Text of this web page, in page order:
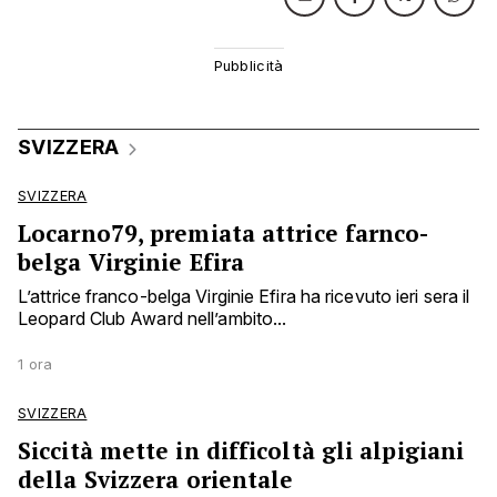
SVIZZERA
SVIZZERA
Locarno79, premiata attrice farnco-
belga Virginie Efira
L’attrice franco-belga Virginie Efira ha ricevuto ieri sera il
Leopard Club Award nell’ambito...
1 ora
SVIZZERA
Siccità mette in difficoltà gli alpigiani
della Svizzera orientale